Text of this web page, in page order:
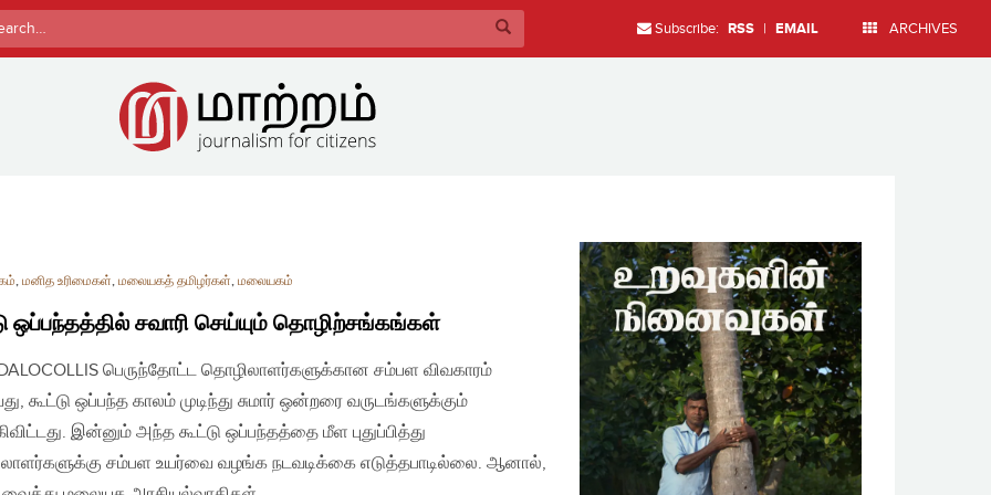
Subscribe: RSS | EMAIL ARCHIVES
, மனித உரிமைகள், மலையகத் தமிழர்கள், மலையகம்
ஒப்பந்தத்தில் சவாரி செய்யும் தொழிற்சங்கங்கள்
பெருந்தோட்ட தொழிலாளர்களுக்கான சம்பள விவகாரம்
கூட்டு ஒப்பந்த காலம் முடிந்து சுமார் ஒன்றரை வருடங்களுக்கும்
இன்னும் அந்த கூட்டு ஒப்பந்தத்தை மீள புதுப்பித்து
சம்பள உயர்வை வழங்க நடவடிக்கை எடுத்தபாடில்லை. ஆனால்,